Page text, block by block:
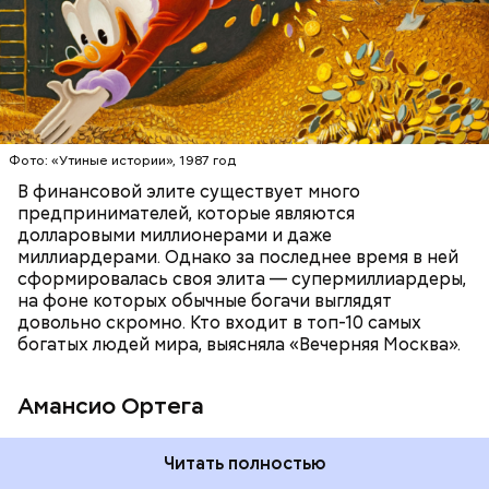
Фото: «Утиные истории», 1987 год
В финансовой элите существует много
предпринимателей, которые являются
долларовыми миллионерами и даже
миллиардерами. Однако за последнее время в ней
сформировалась своя элита — супермиллиардеры,
на фоне которых обычные богачи выглядят
довольно скромно. Кто входит в топ-10 самых
богатых людей мира, выясняла «Вечерняя Москва».
Амансио Ортега
Фото: Shutterstock
Читать полностью
БОГАТСТВО
БИЗНЕС
ПРЕДПРИНИМАТЕЛИ
МИЛЛИАРДЕРЫ
ДЕНЬГИ
В 1991 году Тадзима потеряла мужа. А спустя 11 лет
переехала в дом престарелых. В 2015 году, когда ей
Люсиль Рандон (118 лет)